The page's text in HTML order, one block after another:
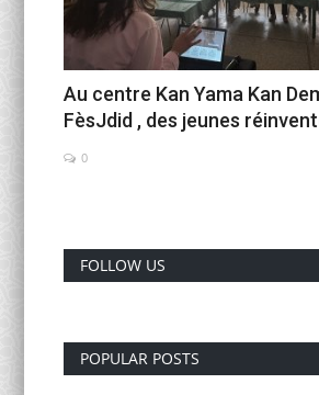
Au centre Kan Yama Kan
FèsJdid , des jeunes
0
FOLLOW US
POPULAR POSTS